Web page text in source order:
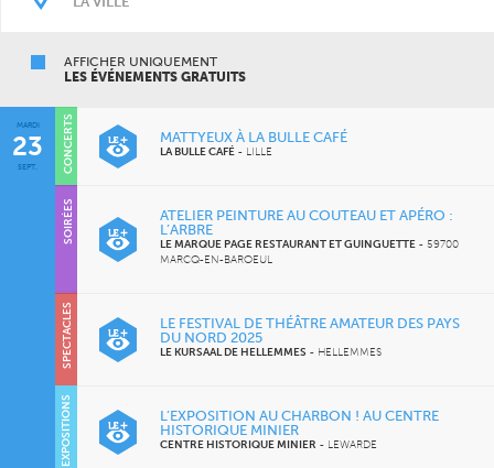
AFFICHER UNIQUEMENT
LES ÉVÉNEMENTS GRATUITS
MARDI
23
SEPT.
MATTYEUX À LA BULLE CAFÉ
LA BULLE CAFÉ - LILLE
CONCERTS
ATELIER PEINTURE AU COUTEAU ET APÉRO :
L’ARBRE
LE MARQUE PAGE RESTAURANT ET GUINGUETTE - 59700
MARCQ-EN-BAROEUL
SOIRÉES
LE FESTIVAL DE THÉÂTRE AMATEUR DES PAYS
DU NORD 2025
LE KURSAAL DE HELLEMMES - HELLEMMES
SPECTACLES
L’EXPOSITION AU CHARBON ! AU CENTRE
HISTORIQUE MINIER
CENTRE HISTORIQUE MINIER - LEWARDE
EXPOSITIONS